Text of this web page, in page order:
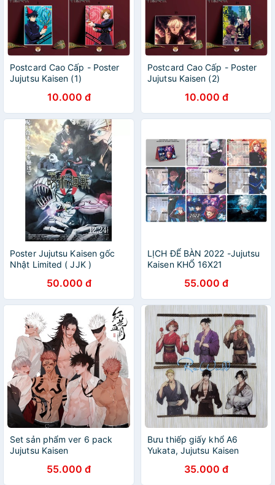
Postcard Cao Cấp - Poster
Jujutsu Kaisen (1)
10.000 đ
Postcard Cao Cấp - Poster
Jujutsu Kaisen (2)
10.000 đ
Poster Jujutsu Kaisen gốc
Nhật Limited ( JJK )
50.000 đ
LỊCH ĐỂ BÀN 2022 -Jujutsu
Kaisen KHỔ 16X21
55.000 đ
Set sản phẩm ver 6 pack
Jujutsu Kaisen
55.000 đ
Bưu thiếp giấy khổ A6
Yukata, Jujutsu Kaisen
35.000 đ